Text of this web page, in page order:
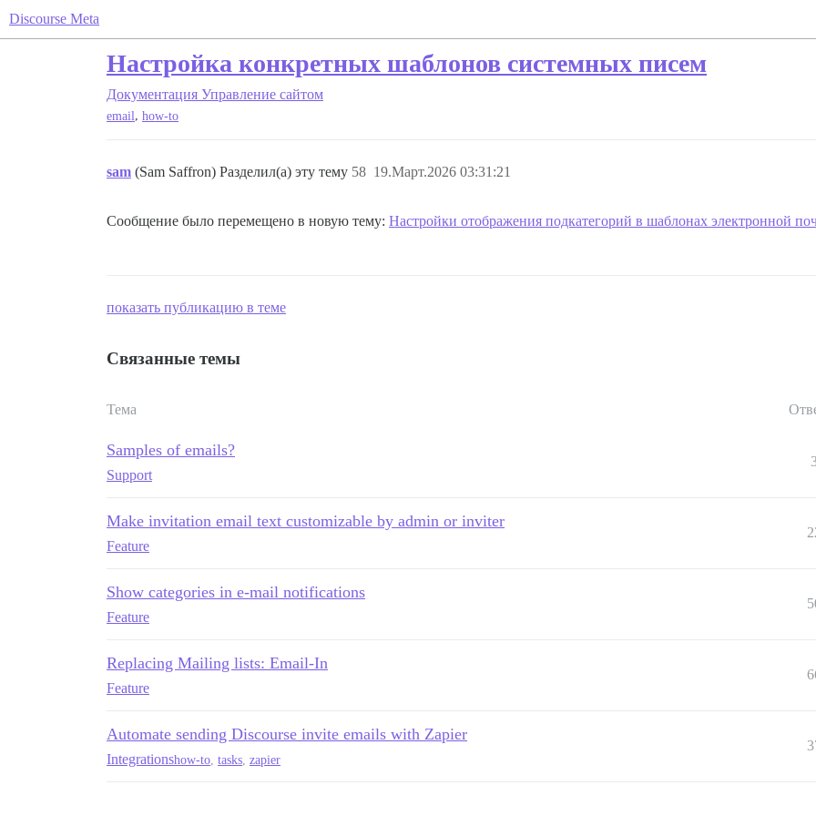
Discourse Meta
Настройка конкретных шаблонов системных писем
Документация Управление сайтом
email, how-to
sam (Sam Saffron) Разделил(а) эту тему 19.Март.2026 03:31:21
58
Сообщение было перемещено в новую тему: Настройки отображения подкатегорий в шаблонах электронной
показать публикацию в теме
Связанные темы
Тема
Samples of emails?
Support
Make invitation email text customizable by admin or inviter
Feature
Show categories in e-mail notifications
Feature
Replacing Mailing lists: Email-In
Feature
Automate sending Discourse invite emails with Zapier
Integrationshow-to tasks zapier